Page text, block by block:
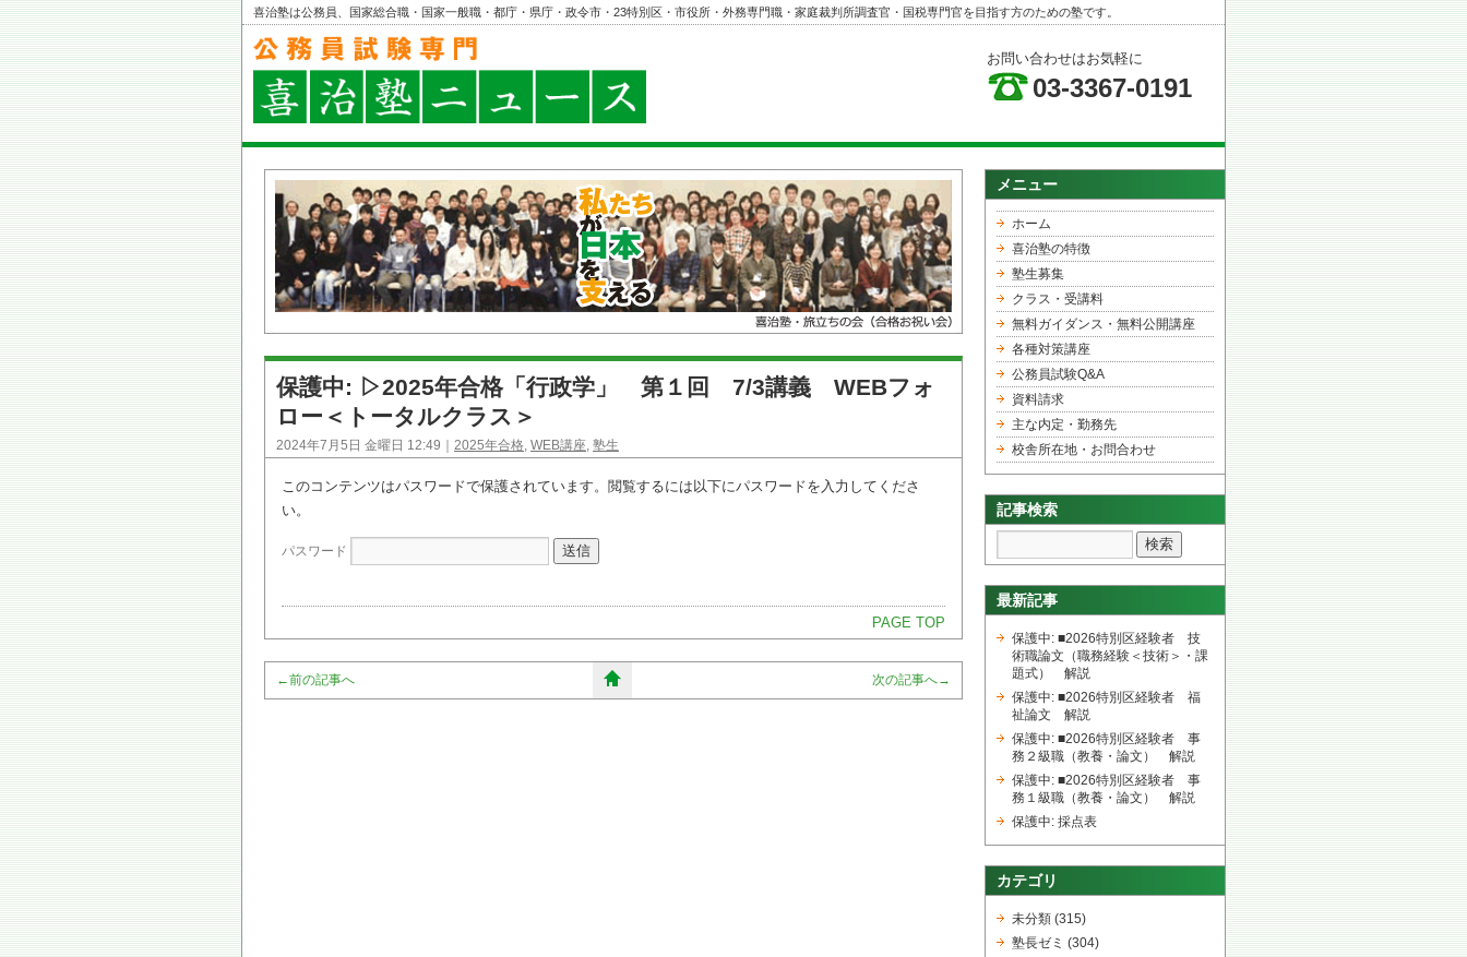
喜治塾は公務員、国家総合職・国家一般職・都庁・県庁・政令市・23特別区・市役所・外務専門職・家庭裁判所調査官・国税専門官を目指す方のための塾です。
お問い合わせはお気軽に
03-3367-0191
保護中: ▷2025年合格「行政学」 第１回 7/3講義 WEBフォ
ロー＜トータルクラス＞
2024年7月5日 金曜日 12:49｜ 2025年合格, WEB講座, 塾生
このコンテンツはパスワードで保護されています。閲覧するには以下にパスワードを入力してくださ
い。
パスワード
PAGE TOP
←前の記事へ 次の記事へ→
メニュー
ホーム
喜治塾の特徴
塾生募集
クラス・受講料
無料ガイダンス・無料公開講座
各種対策講座
公務員試験Q&A
資料請求
主な内定・勤務先
校舎所在地・お問合わせ
記事検索
最新記事
保護中: ■2026特別区経験者 技
術職論文（職務経験＜技術＞・課
題式） 解説
保護中: ■2026特別区経験者 福
祉論文 解説
保護中: ■2026特別区経験者 事
務２級職（教養・論文） 解説
保護中: ■2026特別区経験者 事
務１級職（教養・論文） 解説
保護中: 採点表
カテゴリ
未分類 (315)
塾長ゼミ (304)